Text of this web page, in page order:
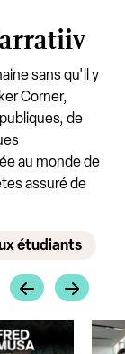
sans qu'il y
Corner,
de
au monde de
assuré de
étudiants